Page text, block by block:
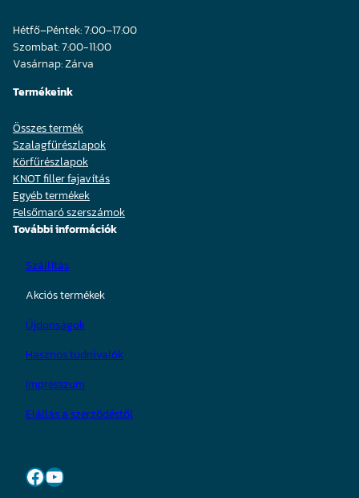
Hétfő–Péntek: 7:00–17:00
Szombat: 7:00-11:00
Vasárnap: Zárva
Termékeink
Összes termék
Szalagfűrészlapok
Körfűrészlapok
KNOT filler fajavítás
Egyéb termékek
Felsőmaró szerszámok
További információk
Szállítás
Akciós termékek
Újdonságok
Hasznos tudnivalók
Impresszum
Elállás a szerződéstől
Facebook YouTube